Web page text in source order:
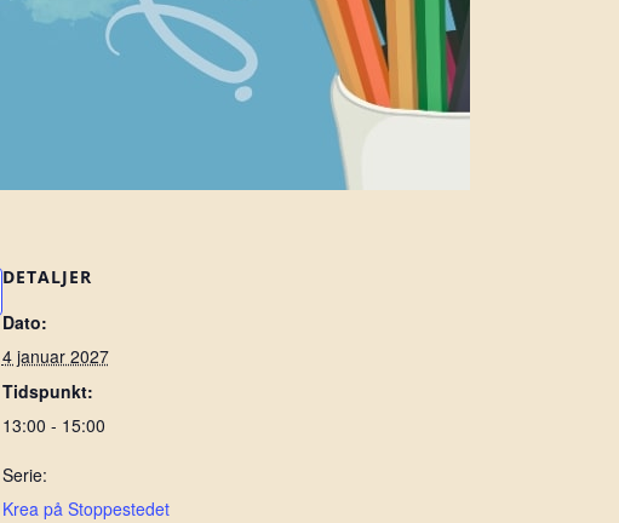
DETALJER
Dato:
4 januar 2027
Tidspunkt:
13:00 - 15:00
Serie:
Krea på Stoppestedet